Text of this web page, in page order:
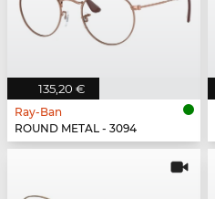
135,20 €
Ray-Ban
ROUND METAL - 3094